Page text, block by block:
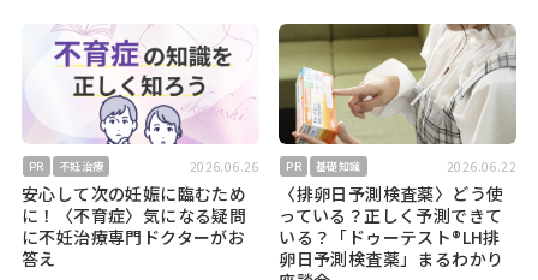
PR 不妊治療 2026.06.26
安心して次の妊娠に臨むため
に！〈不育症〉気になる疑問
に不妊治療専門ドクターがお
答え
PR 基礎知識 2026.06.22
〈排卵日予測検査薬〉どう使
っている？正しく予測できて
いる？「ドゥーテスト®LH排
卵日予測検査薬」まるわかり